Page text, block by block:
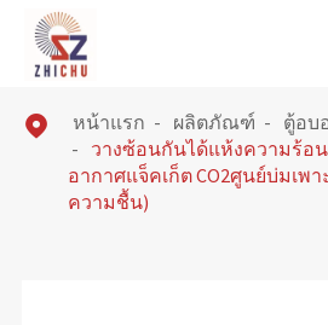
 หน้าแรก ผลิตภัณฑ์ ตู้อบ
วางซ้อนกันได้แห้งความร้อ
อากาศแจ็คเก็ต CO2ศูนย์บ่มเพา
ความชื้น)